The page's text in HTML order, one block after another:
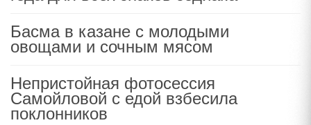
Басма в казане с молодыми
овощами и сочным мясом
Непристойная фотосессия
Самойловой с едой взбесила
поклонников